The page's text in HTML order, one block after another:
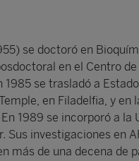
se doctoró en
en el Centro
se trasladó a
en Filadelfia, y
1989 se incorporó a la
Sus investigaciones en
más de una decena de